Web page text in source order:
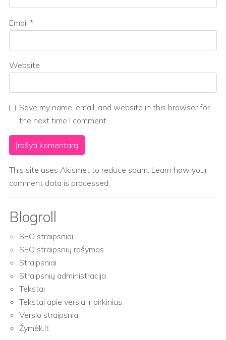
Email *
Website
Save my name, email, and website in this browser for
the next time I comment
This site uses Akismet to reduce spam. Learn how your
comment data is processed.
Blogroll
SEO straipsniai
SEO straipsnių rašymas
Straipsniai
Straipsnių administracija
Tekstai
Tekstai apie verslą ir pirkinius
Verslo straipsniai
Žymėk.lt